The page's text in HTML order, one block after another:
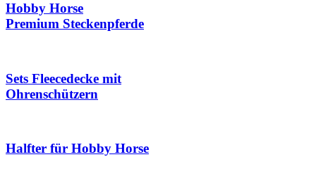
Hobby Horse
Premium Steckenpferde
Sets Fleecedecke mit
Ohrenschützern
Halfter für Hobby Horse